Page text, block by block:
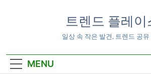
트렌드 플레이
일상 속 작은 발견, 트렌드 공유
MENU